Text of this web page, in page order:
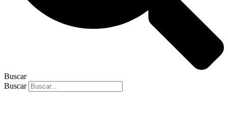
Buscar
Buscar